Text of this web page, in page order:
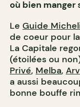
où bien manger
Le Guide
de coeur pour
La Capitale
(étoilées ou
Privé, Melba,
a aussi
bonne bouffe